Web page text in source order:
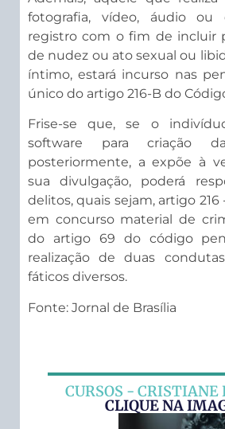
fotografia, vídeo, áudio ou
registro com o fim de incluir
de nudez ou ato sexual ou
íntimo, estará incurso nas
único do artigo 216-B do
Frise-se que, se o
software para criação
posteriormente, a expõe à
sua divulgação, poderá
delitos, quais sejam, artigo 216
em concurso material de
do artigo 69 do código
realização de duas
fáticos diversos.
Fonte: Jornal de Brasília
CURSOS - CRISTIANE
CLIQUE NA